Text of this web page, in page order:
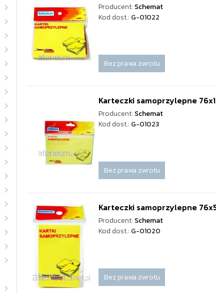
Producent: Schemat
Kod dost.: G-01022
Bez prawa zwrotu
Karteczki samoprzylepne
Producent: Schemat
Kod dost.: G-01023
Bez prawa zwrotu
Karteczki samoprzylepne
Producent: Schemat
Kod dost.: G-01020
Bez prawa zwrotu